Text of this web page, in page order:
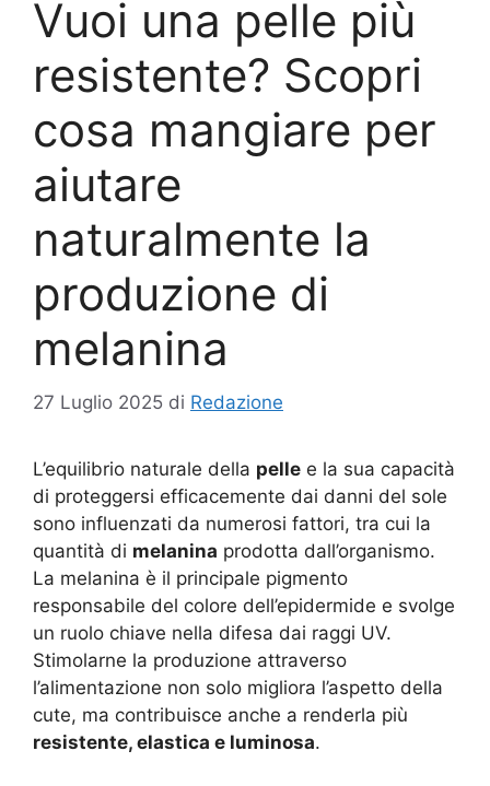
Vuoi una pelle più
resistente? Scopri
cosa mangiare per
aiutare
naturalmente la
produzione di
melanina
27 Luglio 2025 di Redazione
L’equilibrio naturale della pelle e la sua capacità
di proteggersi efficacemente dai danni del sole
sono influenzati da numerosi fattori, tra cui la
quantità di melanina prodotta dall’organismo.
La melanina è il principale pigmento
responsabile del colore dell’epidermide e svolge
un ruolo chiave nella difesa dai raggi UV.
Stimolarne la produzione attraverso
l’alimentazione non solo migliora l’aspetto della
cute, ma contribuisce anche a renderla più
resistente, elastica e luminosa.